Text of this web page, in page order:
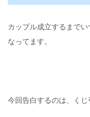
カップル成立するまで
なってます。
今回告白するのは、くじ